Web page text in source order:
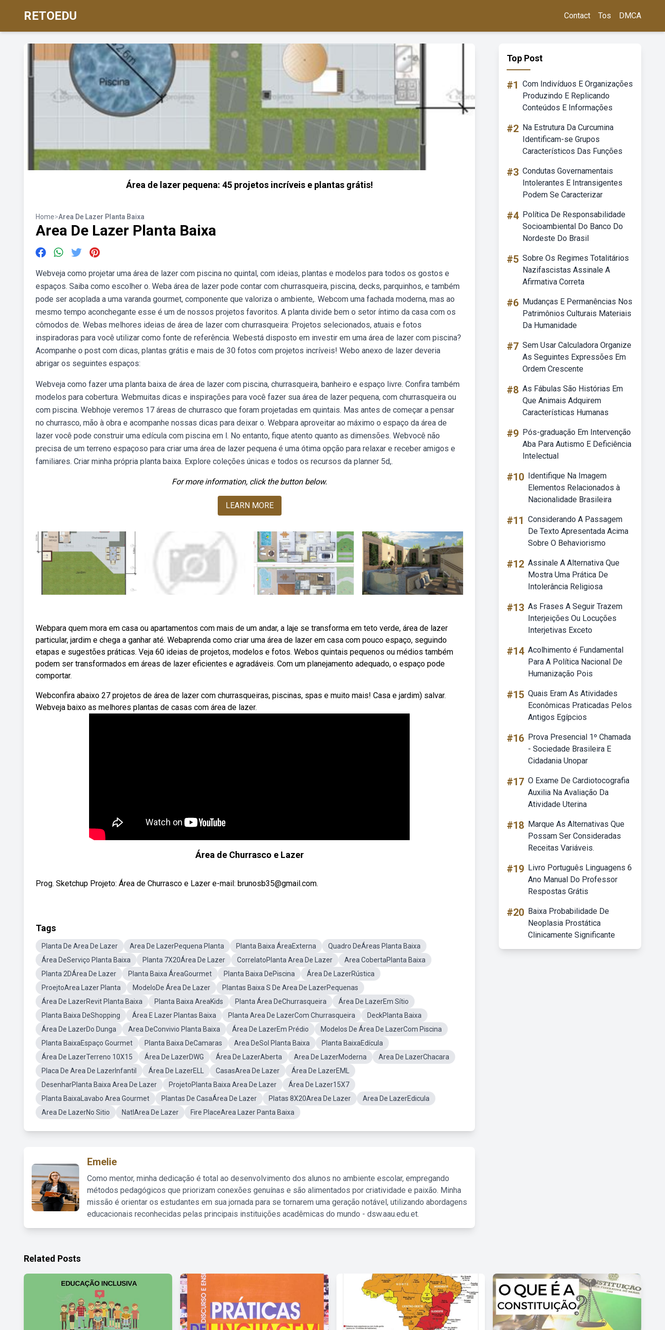
RETOEDU Contact Tos DMCA
Área de lazer pequena: 45 projetos incríveis e plantas grátis!
Home>Area De Lazer Planta Baixa
Area De Lazer Planta Baixa
Webveja como projetar uma área de lazer com piscina no quintal, com ideias, plantas e modelos para todos os gostos e
espaços. Saiba como escolher o. Weba área de lazer pode contar com churrasqueira, piscina, decks, parquinhos, e também
pode ser acoplada a uma varanda gourmet, componente que valoriza o ambiente,. Webcom uma fachada moderna, mas ao
mesmo tempo aconchegante esse é um de nossos projetos favoritos. A planta divide bem o setor íntimo da casa com os
cômodos de. Webas melhores ideias de área de lazer com churrasqueira: Projetos selecionados, atuais e fotos
inspiradoras para você utilizar como fonte de referência. Webestá disposto em investir em uma área de lazer com piscina?
Acompanhe o post com dicas, plantas grátis e mais de 30 fotos com projetos incríveis! Webo anexo de lazer deveria
abrigar os seguintes espaços:
Webveja como fazer uma planta baixa de área de lazer com piscina, churrasqueira, banheiro e espaço livre. Confira também
modelos para cobertura. Webmuitas dicas e inspirações para você fazer sua área de lazer pequena, com churrasqueira ou
com piscina. Webhoje veremos 17 áreas de churrasco que foram projetadas em quintais. Mas antes de começar a pensar
no churrasco, mão à obra e acompanhe nossas dicas para deixar o. Webpara aproveitar ao máximo o espaço da área de
lazer você pode construir uma edícula com piscina em l. No entanto, fique atento quanto as dimensões. Webvocê não
precisa de um terreno espaçoso para criar uma área de lazer pequena é uma ótima opção para relaxar e receber amigos e
familiares. Criar minha própria planta baixa. Explore coleções únicas e todos os recursos da planner 5d,.
For more information, click the button below.
LEARN MORE
Webpara quem mora em casa ou apartamentos com mais de um andar, a laje se transforma em teto verde, área de lazer
particular, jardim e chega a ganhar até. Webaprenda como criar uma área de lazer em casa com pouco espaço, seguindo
etapas e sugestões práticas. Veja 60 ideias de projetos, modelos e fotos. Webos quintais pequenos ou médios também
podem ser transformados em áreas de lazer eficientes e agradáveis. Com um planejamento adequado, o espaço pode
comportar.
Webconfira abaixo 27 projetos de área de lazer com churrasqueiras, piscinas, spas e muito mais! Casa e jardim) salvar.
Webveja baixo as melhores plantas de casas com área de lazer.
Área de Churrasco e Lazer
Prog. Sketchup Projeto: Área de Churrasco e Lazer e-mail: brunosb35@gmail.com.
Tags
Planta De Area De Lazer Area De LazerPequena Planta Planta Baixa ÁreaExterna
Quadro DeÁreas Planta Baixa
Área DeServiço Planta Baixa
Planta 7X20Área De Lazer CorrelatoPlanta Area De Lazer
Area CobertaPlanta Baixa
Planta 2DÁrea De Lazer
Planta Baixa ÁreaGourmet Planta Baixa DePiscina
Área De LazerRústica
ProejtoArea Lazer Planta
ModeloDe Área De Lazer
Plantas Baixa S De Area De LazerPequenas
Área De LazerRevit Planta Baixa
Planta Baixa AreaKids Planta Área DeChurrasqueira
Área De LazerEm Sítio
Planta Baixa DeShopping
Área E Lazer Plantas Baixa Planta Area De LazerCom Churrasqueira
DeckPlanta Baixa
Área De LazerDo Dunga
Area DeConvivio Planta Baixa Área De LazerEm Prédio
Modelos De Área De LazerCom Piscina
Planta BaixaEspaço Gourmet
Planta Baixa DeCamaras Area DeSol Planta Baixa
Planta BaixaEdícula
Área De LazerTerreno 10X15
Área De LazerDWG Área De LazerAberta Area De LazerModerna
Area De LazerChacara
Placa De Area De LazerInfantil
Área De LazerELL CasasArea De Lazer
Área De LazerEML
DesenharPlanta Baixa Area De Lazer
ProjetoPlanta Baixa Area De Lazer
Área De Lazer15X7
Planta BaixaLavabo Area Gourmet
Plantas De CasaÁrea De Lazer Platas 8X20Area De Lazer
Area De LazerEdicula
Area De LazerNo Sitio
NatlArea De Lazer Fire PlaceArea Lazer Panta Baixa
Emelie
Como mentor, minha dedicação é total ao desenvolvimento dos alunos no ambiente escolar, empregando
métodos pedagógicos que priorizam conexões genuínas e são alimentados por criatividade e paixão. Minha
missão é orientar os estudantes em sua jornada para se tornarem uma geração notável, utilizando abordagens
educacionais reconhecidas pelas principais instituições acadêmicas do mundo - dsw.aau.edu.et.
Top Post
#1 Com Indivíduos E Organizações
Produzindo E Replicando
Conteúdos E Informações
#2 Na Estrutura Da Curcumina
Identificam-se Grupos
Característicos Das Funções
#3 Condutas Governamentais
Intolerantes E Intransigentes
Podem Se Caracterizar
#4 Política De Responsabilidade
Socioambiental Do Banco Do
Nordeste Do Brasil
#5 Sobre Os Regimes Totalitários
Nazifascistas Assinale A
Afirmativa Correta
#6 Mudanças E Permanências Nos
Patrimônios Culturais Materiais
Da Humanidade
#7 Sem Usar Calculadora Organize
As Seguintes Expressões Em
Ordem Crescente
#8 As Fábulas São Histórias Em
Que Animais Adquirem
Características Humanas
#9 Pós-graduação Em Intervenção
Aba Para Autismo E Deficiência
Intelectual
#10 Identifique Na Imagem
Elementos Relacionados à
Nacionalidade Brasileira
#11 Considerando A Passagem
De Texto Apresentada Acima
Sobre O Behaviorismo
#12 Assinale A Alternativa Que
Mostra Uma Prática De
Intolerância Religiosa
#13 As Frases A Seguir Trazem
Interjeições Ou Locuções
Interjetivas Exceto
#14 Acolhimento é Fundamental
Para A Política Nacional De
Humanização Pois
#15 Quais Eram As Atividades
Econômicas Praticadas Pelos
Antigos Egípcios
#16 Prova Presencial 1º Chamada
- Sociedade Brasileira E
Cidadania Unopar
#17 O Exame De Cardiotocografia
Auxilia Na Avaliação Da
Atividade Uterina
#18 Marque As Alternativas Que
Possam Ser Consideradas
Receitas Variáveis.
#19 Livro Português Linguagens 6
Ano Manual Do Professor
Respostas Grátis
#20 Baixa Probabilidade De
Neoplasia Prostática
Clinicamente Significante
Related Posts